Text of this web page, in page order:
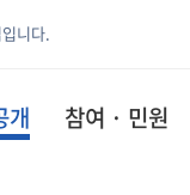
니다.
개 참여 · 민원